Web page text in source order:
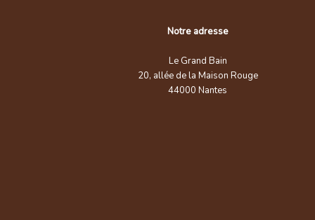
Notre adresse
Le Grand Bain
20, allée de la Maison Rouge
44000 Nantes